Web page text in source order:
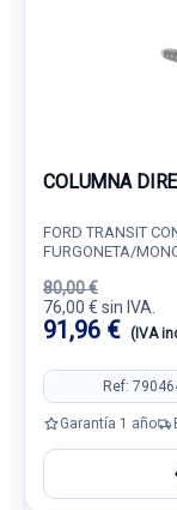
COLUMNA
FORD TRANSIT
FURGONETA/
80,00 €
76,00 € sin IVA.
91,96 € (IVA
Ref:
Garantía 1 año